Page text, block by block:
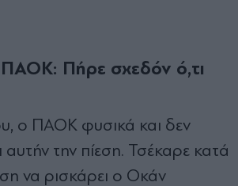
Πήρε σχεδόν ό,τι
ο ΠΑΟΚ φυσικά και δεν
αυτήν την πίεση. Τσέκαρε κατά
να ρισκάρει ο Οκάν